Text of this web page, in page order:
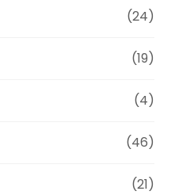
(24)
(19)
(4)
(46)
(21)